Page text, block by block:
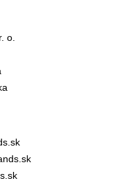
o.